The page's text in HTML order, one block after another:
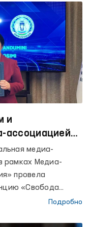
и
ассоциацией
Меморандум
медиа-
рамках Медиа-
провела
«Свобода
Подробно